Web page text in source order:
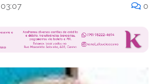
03:07 0